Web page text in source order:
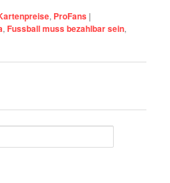
, ProFans |
, Fussball muss bezahlbar sein,